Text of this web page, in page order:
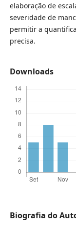
elaboração de
severidade de
permitir a
precisa.
Downloads
Biografia do